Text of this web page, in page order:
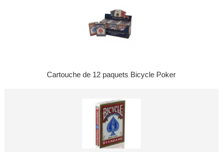
Cartouche de 12 paquets Bicycle Poker